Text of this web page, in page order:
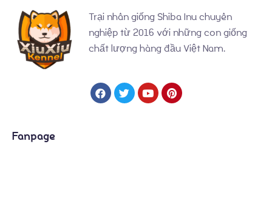
Trại nhân giống Shiba Inu chuyên
nghiệp từ 2016 với những con giống
chất lượng hàng đầu Việt Nam.
Fanpage